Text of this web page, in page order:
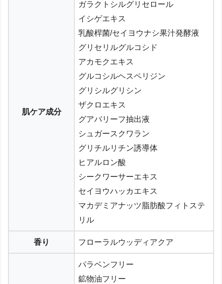
肌ケア成分
ガラクトシルグリセロール
イシゲエキス
乳酸桿菌/セイヨウナシ果汁発酵液
グリセリルグルコシド
アカモクエキス
グルコシルヘスペリジン
グリシルグリシン
ザクロエキス
グアバリーフ抽出液
シュガースクワラン
グリチルリチン誘導体
ヒアルロン酸
シークワーサーエキス
セイヨウハッカエキス
マカデミアナッツ脂肪酸フィトステ
リル
香り フローラルウッディアクア
パラベンフリー
鉱物油フリー